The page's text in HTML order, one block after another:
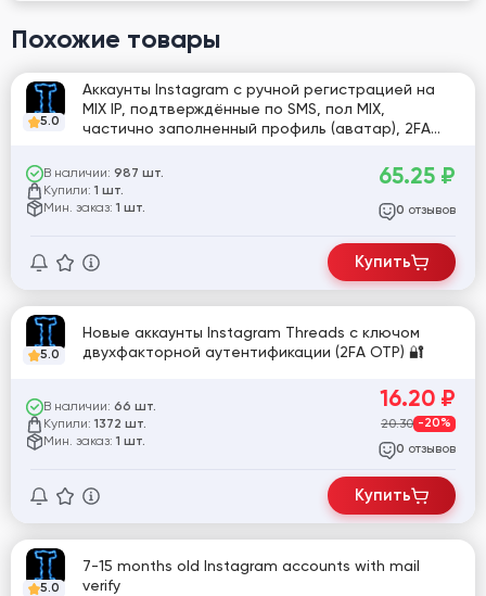
Похожие товары
5.0
Аккаунты Instagram с ручной регистрацией на
MIX IP, подтверждённые по SMS, пол MIX,
частично заполненный профиль (аватар), 2FA
В наличии: 987 шт.
Купили: 1 шт.
Мин. заказ: 1 шт.
65.25 ₽
0 отзывов
Купить
5.0
Новые аккаунты Instagram Threads с ключом
двухфакторной аутентификации (2FA OTP) 🔐
В наличии: 66 шт.
Купили: 1372 шт.
Мин. заказ: 1 шт.
16.20 ₽
20.30 -20%
0 отзывов
Купить
5.0
7-15 months old Instagram accounts with mail
verify